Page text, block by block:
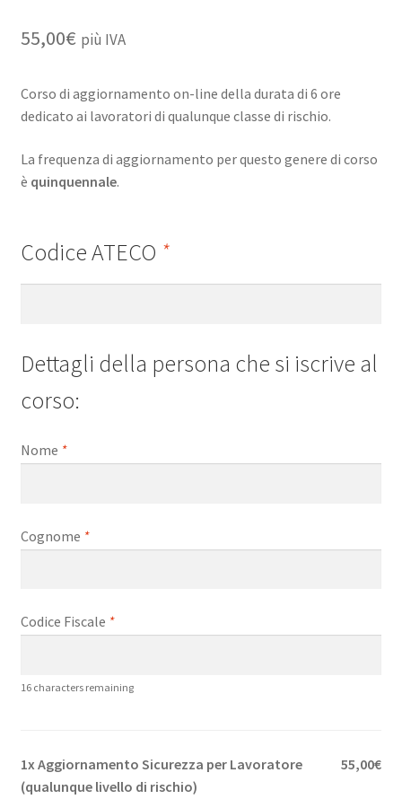
55,00€ più IVA
Corso di aggiornamento on-line della durata di 6 ore
dedicato ai lavoratori di qualunque classe di rischio.
La frequenza di aggiornamento per questo genere di corso
è quinquennale.
Codice ATECO *
Dettagli della persona che si iscrive al
corso:
Nome *
Cognome *
Codice Fiscale *
16characters remaining
1x Aggiornamento Sicurezza per Lavoratore
(qualunque livello di rischio)
55,00€